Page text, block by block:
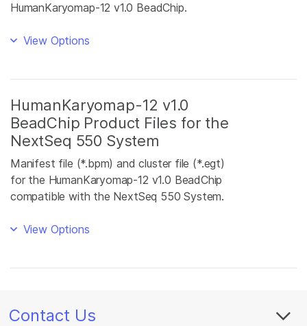
HumanKaryomap-12 v1.0 BeadChip.
View Options
HumanKaryomap-12 v1.0
BeadChip Product Files for the
NextSeq 550 System
Manifest file (*.bpm) and cluster file (*.egt)
for the HumanKaryomap-12 v1.0 BeadChip
compatible with the NextSeq 550 System.
View Options
Contact Us